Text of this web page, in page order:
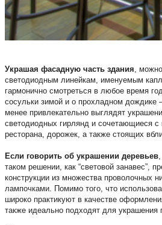
Украшая фасадную часть здания ,
светодиодным линейкам, именуемым
гармонично смотреться в любое время
сосульки зимой и о прохладном дождике
менее привлекательно выглядят
светодиодных гирлянд и сочетающиеся с
ресторана, дорожек, а также стоящих
Если говорить об украшении деревьев
таком решении, как “световой занавес”,
конструкции из множества проволочных
лампочками. Помимо того, что
широко практикуют в качестве
также идеально подходят для украшения